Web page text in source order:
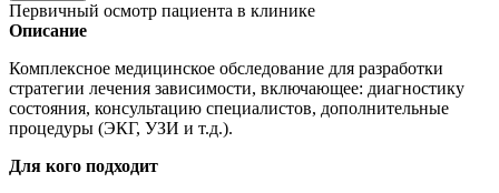
Первичный осмотр пациента в клинике
Описание
Комплексное медицинское обследование для разработки
стратегии лечения зависимости, включающее: диагностику
состояния, консультацию специалистов, дополнительные
процедуры (ЭКГ, УЗИ и т.д.).
Для кого подходит